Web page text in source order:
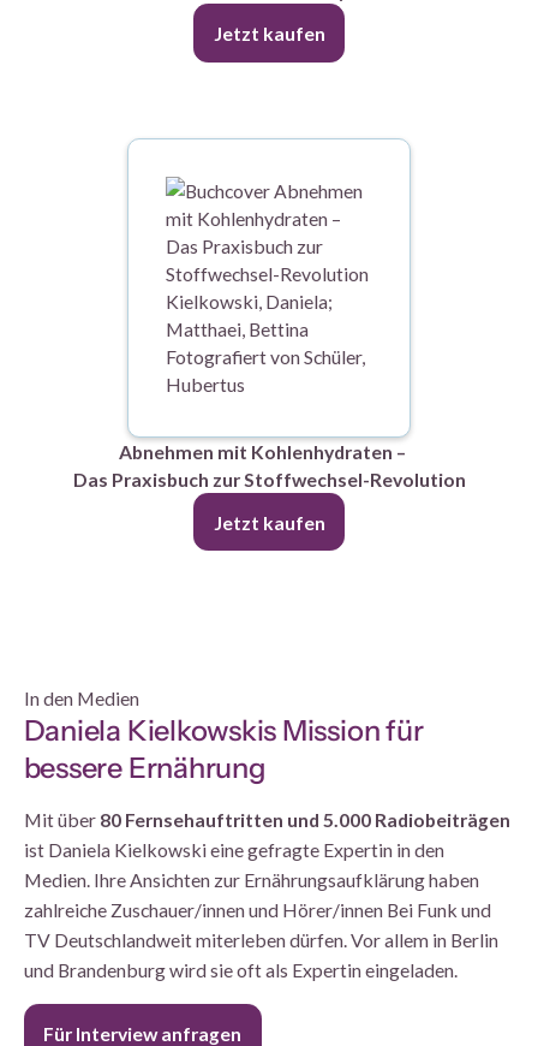
Jetzt kaufen
Abnehmen mit Kohlenhydraten –
Das Praxisbuch zur Stoffwechsel-Revolution
Jetzt kaufen
In den Medien
Daniela Kielkowskis Mission für
bessere Ernährung
Mit über 80 Fernsehauftritten und 5.000 Radiobeiträgen
ist Daniela Kielkowski eine gefragte Expertin in den
Medien. Ihre Ansichten zur Ernährungsaufklärung haben
zahlreiche Zuschauer/innen und Hörer/innen Bei Funk und
TV Deutschlandweit miterleben dürfen. Vor allem in Berlin
und Brandenburg wird sie oft als Expertin eingeladen.
Für Interview anfragen